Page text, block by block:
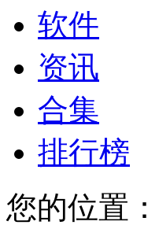
软件
资讯
合集
排行榜
您的位置：